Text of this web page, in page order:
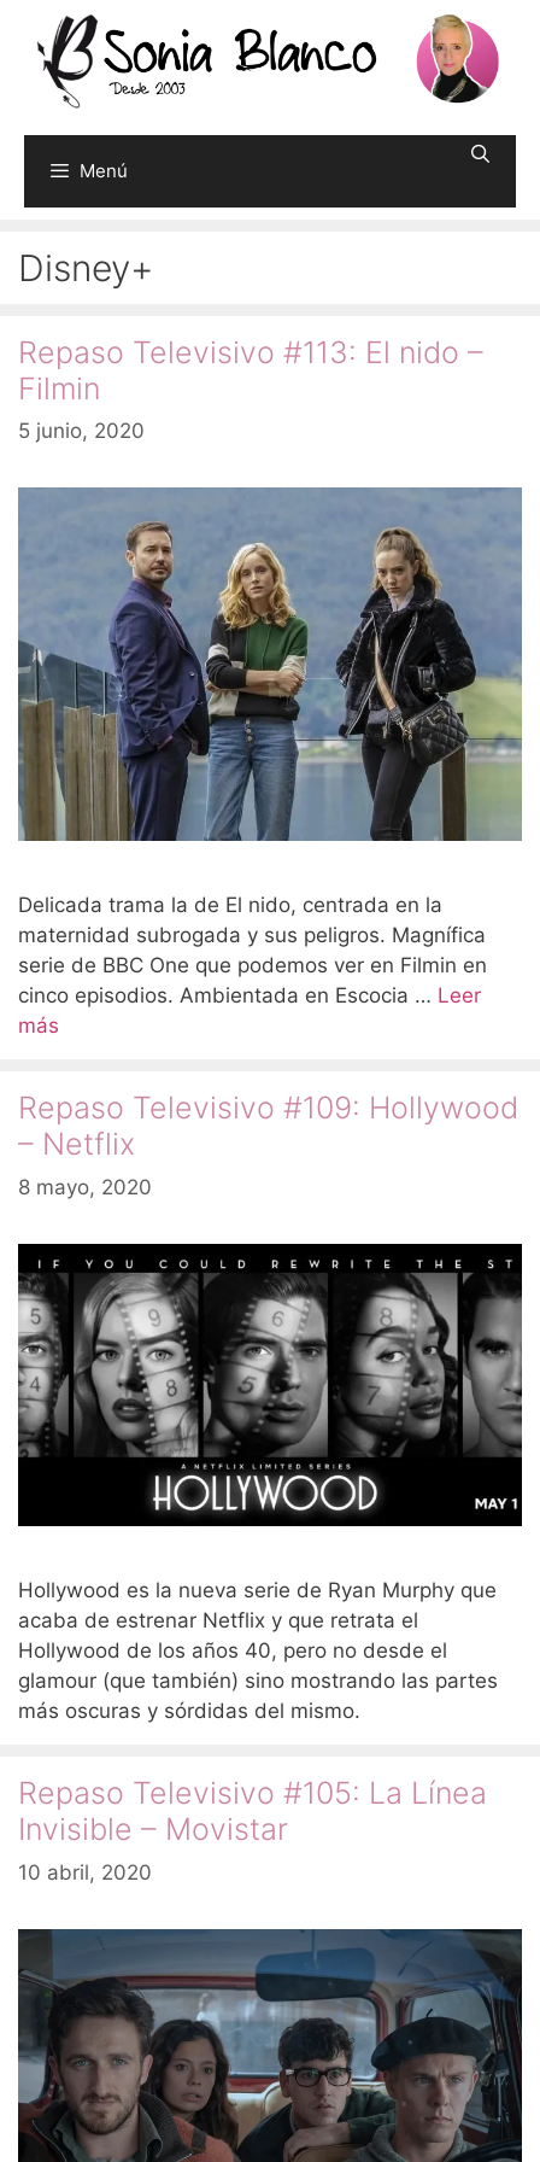
contenido
Menú
Disney+
Repaso Televisivo #113: El nido –
Filmin
5 junio, 2020
Delicada trama la de El nido, centrada en la
maternidad subrogada y sus peligros. Magnífica
serie de BBC One que podemos ver en Filmin en
cinco episodios. Ambientada en Escocia … Leer
más
Repaso Televisivo #109: Hollywood
– Netflix
8 mayo, 2020
Hollywood es la nueva serie de Ryan Murphy que
acaba de estrenar Netflix y que retrata el
Hollywood de los años 40, pero no desde el
glamour (que también) sino mostrando las partes
más oscuras y sórdidas del mismo.
Repaso Televisivo #105: La Línea
Invisible – Movistar
10 abril, 2020